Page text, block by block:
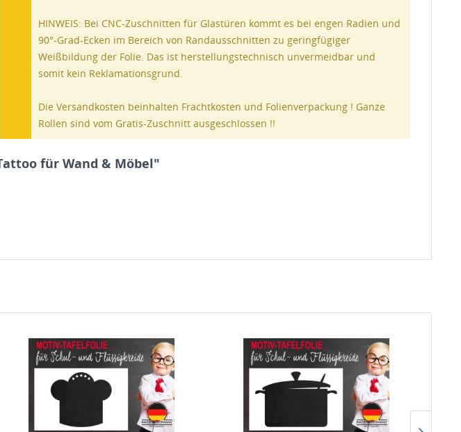
HINWEIS: Bei CNC-Zuschnitten für Glastüren kommt es bei engen Radien und
90°-Grad-Ecken im Bereich von Randausschnitten zu geringfügiger
Weißbildung der Folie. Das ist herstellungstechnisch unvermeidbar und
somit kein Reklamationsgrund.
Die Versandkosten beinhalten Frachtkosten und Folienverpackung ! Ganze
Rollen sind vom Gratis-Zuschnitt ausgeschlossen !!
für Wand & Möbel"